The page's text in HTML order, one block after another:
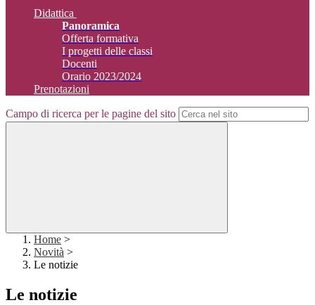
Didattica
Panoramica
Offerta formativa
I progetti delle classi
Docenti
Orario 2023/2024
Prenotazioni
Campo di ricerca per le pagine del sito
Home >
Novità >
Le notizie
Le notizie